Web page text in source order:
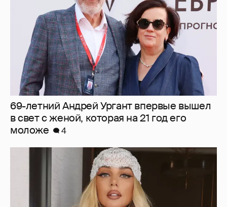
69-летний Андрей Ургант впервые вышел
в свет с женой, которая на 21 год его
моложе
4